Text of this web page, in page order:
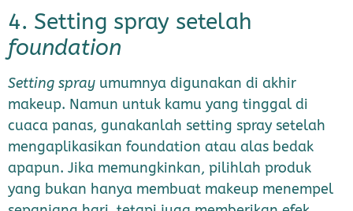
4. Setting spray setelah
foundation
Setting spray umumnya digunakan di akhir
makeup. Namun untuk kamu yang tinggal di
cuaca panas, gunakanlah setting spray setelah
mengaplikasikan foundation atau alas bedak
apapun. Jika memungkinkan, pilihlah produk
yang bukan hanya membuat makeup menempel